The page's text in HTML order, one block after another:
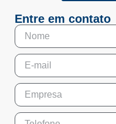
Entre em contato